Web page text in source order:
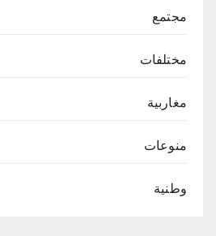
مجتمع
مختلفات
مغاربية
منوعات
وطنية